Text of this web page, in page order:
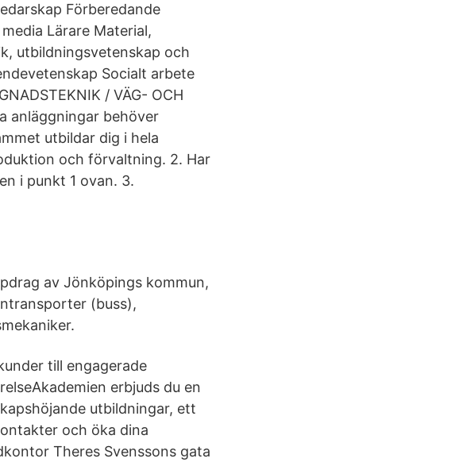
Förberedande
Lärare Material,
utbildningsvetenskap och
Socialt arbete
/ VÄG- OCH
anläggningar behöver
utbildar dig i hela
och förvaltning. 2. Har
i punkt 1 ovan. 3.
av Jönköpings kommun,
(buss),
till engagerade
erbjuds du en
utbildningar, ett
och öka dina
Theres Svenssons gata